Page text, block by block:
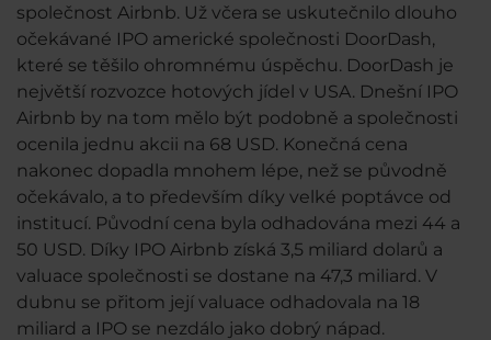
společnost Airbnb. Už včera se uskutečnilo dlouho
očekávané IPO americké společnosti DoorDash,
které se těšilo ohromnému úspěchu. DoorDash je
největší rozvozce hotových jídel v USA. Dnešní IPO
Airbnb by na tom mělo být podobně a společnosti
ocenila jednu akcii na 68 USD. Konečná cena
nakonec dopadla mnohem lépe, než se původně
očekávalo, a to především díky velké poptávce od
institucí. Původní cena byla odhadována mezi 44 a
50 USD. Díky IPO Airbnb získá 3,5 miliard dolarů a
valuace společnosti se dostane na 47,3 miliard. V
dubnu se přitom její valuace odhadovala na 18
miliard a IPO se nezdálo jako dobrý nápad.